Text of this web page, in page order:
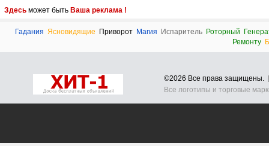
Здесь может быть Ваша реклама !
Гадания Ясновидящие Приворот Магия Испаритель Роторный
Ремонту
©2026 Все права защищены.
Все логотипы и торговые